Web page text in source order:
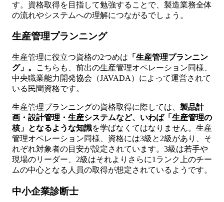
す。資格取得を目指して勉強することで、製造業務全体
の流れやシステムへの理解につながるでしょう。
生産管理プランニング
生産管理に役立つ資格の2つめは 「生産管理プランニン
グ」。
こちらも、前出の生産管理オペレーション同様、
中央職業能力開発協会（JAVADA）によって運営されて
いる民間資格です。
生産管理プランニングの資格取得に際しては、 製品計
画・設計管理・生産システムなど、いわば「生産管理の
核」となるような知識を学ばなくてはなりません。生産
管理オペレーション同様、資格には3級と2級があり、そ
れぞれ対象者の目安が設定されています。3級は若手や
現場のリーダー、2級はそれよりさらに1ランク上のチー
ムの中心となる人員の取得が想定されているようです。
中小企業診断士